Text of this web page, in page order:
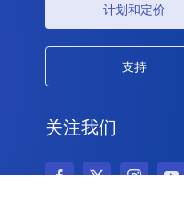
计划和定价
支持
关注我们